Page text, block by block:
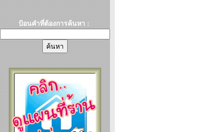
ป้อนคำที่ต้องการค้นหา :